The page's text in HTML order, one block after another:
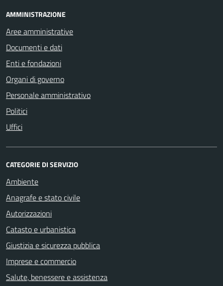
AMMINISTRAZIONE
Aree amministrative
Documenti e dati
Enti e fondazioni
Organi di governo
Personale amministrativo
Politici
Uffici
CATEGORIE DI SERVIZIO
Ambiente
Anagrafe e stato civile
Autorizzazioni
Catasto e urbanistica
Giustizia e sicurezza pubblica
Imprese e commercio
Salute, benessere e assistenza